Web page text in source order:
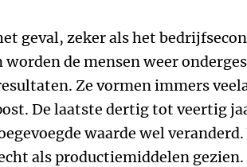
geval, zeker als het
worden de mensen weer
Ze vormen immers
De laatste dertig tot veertig
waarde wel
als productiemiddelen